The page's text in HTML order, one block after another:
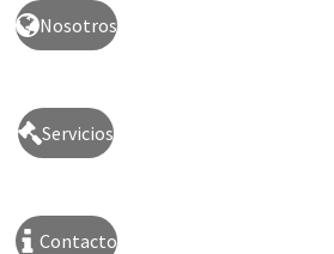
Nosotros
Servicios
Contacto